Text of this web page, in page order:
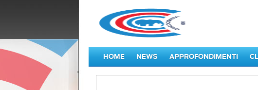
HOME NEWS APPROFONDIMENTI